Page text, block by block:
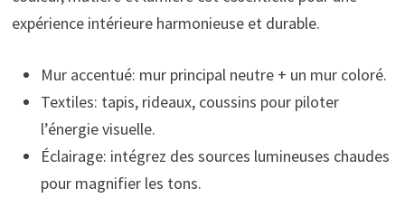
expérience intérieure harmonieuse et durable.
Mur accentué: mur principal neutre + un mur coloré.
Textiles: tapis, rideaux, coussins pour piloter
l’énergie visuelle.
Éclairage: intégrez des sources lumineuses chaudes
pour magnifier les tons.